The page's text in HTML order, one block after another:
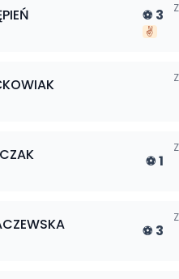
⚽ 3
✌️
⚽ 1
⚽ 3